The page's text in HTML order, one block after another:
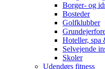
Borger- og
Bosteder
Golfklubber
Hoteller, spa
Selvejende
Skoler
Udendørs fitness